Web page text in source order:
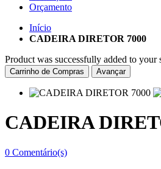
Orçamento
Início
CADEIRA DIRETOR 7000
Product was successfully added to your
Carrinho de Compras Avançar
CADEIRA
0 Comentário(s)